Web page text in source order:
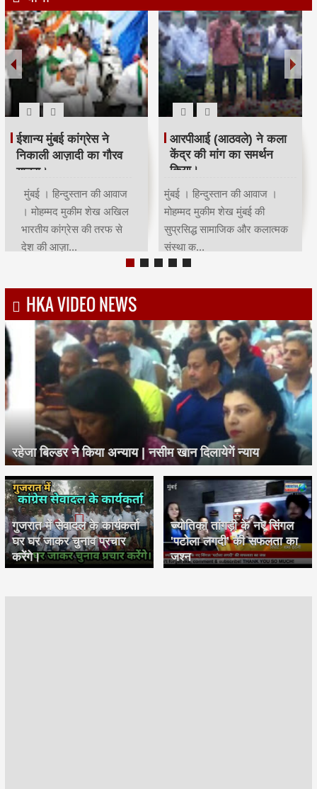
रमजान पर दिया एकता-
भाईचारे का संदेश:कांग्रेस ने
आयोजित किया रोजा इफ्तार
मुंबई | हिन्दुस्तान की आवाज |
मोहम्मद मुकीम शेखमुंबई कांग्रेस
अध्यक्ष भाई जगताप व कार्याध्यक्ष
चरणसि...
श्री सिद्धिविनायक मंदिर
ट्रस्ट ने सचिन तेंदुलकर का
सम्मान किया।
मुंबई । हिन्दुस्तान की आवाज ।
मोहम्मद मुकीम शेख भारतीय क्रिकेट
के भगवान कहे जाने वाले देश के
मह...
HKA VIDEO NEWS
रहेजा बिल्डर ने किया अन्याय | नसीम खान दिलायेगें न्याय
गुजरात में सेवादल के कार्यकर्ता
घर घर जाकर चुनाव प्रचार
करेंगे।
ज्योतिका तांगड़ी के नए सिंगल
'पटोला लगदी' की सफलता का
जश्न